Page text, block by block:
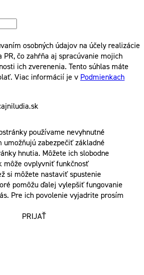
osobných údajov na účely realizácie
čo zahŕňa aj spracúvanie mojich
ich zverenenia. Tento súhlas máte
Viac informácií je v Podmienkach
používame nevyhnutné
umožňujú zabezpečiť základné
hnutia. Môžete ich slobodne
môže ovplyvniť funkčnosť
si môžete nastaviť spustenie
pomôžu ďalej vylepšiť fungovanie
Pre ich povolenie vyjadrite prosím
PRIJAŤ